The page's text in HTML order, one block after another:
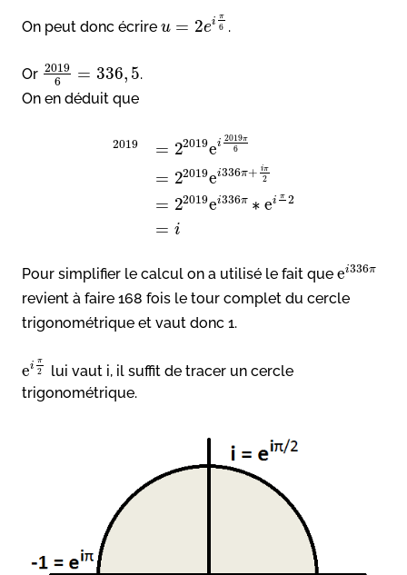
On peut donc écrire u = 2ei π
6 .
Or 2019
6
= 336, 5.
On en déduit que
2019 = 22019ei 2019π
6
= 22019ei336π+ iπ
2
= 22019ei336π ∗ ei π 2
= i
Pour simplifier le calcul on a utilisé le fait que ei336π
revient à faire 168 fois le tour complet du cercle
trigonométrique et vaut donc 1.
ei π
2
lui vaut i, il suffit de tracer un cercle
trigonométrique.